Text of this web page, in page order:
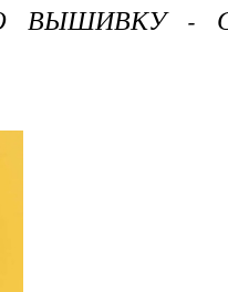
ВЫШИВКУ -